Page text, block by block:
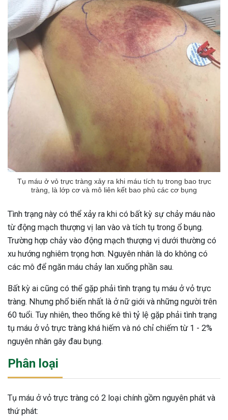
Sau Sinh Có Tự Khỏi
Tụ máu ở vỏ trực tràng xảy ra khi máu tích tụ trong bao trực
tràng, là lớp cơ và mô liên kết bao phủ các cơ bụng
Tình trạng này có thể xảy ra khi có bất kỳ sự chảy máu nào
từ động mạch thượng vị lan vào và tích tụ trong ổ bụng.
Trường hợp chảy vào động mạch thượng vị dưới thường có
xu hướng nghiêm trọng hơn. Nguyên nhân là do không có
các mô để ngăn máu chảy lan xuống phần sau.
Bất kỳ ai cũng có thể gặp phải tình trạng tụ máu ở vỏ trực
tràng. Nhưng phổ biến nhất là ở nữ giới và những người trên
60 tuổi. Tuy nhiên, theo thống kê thì tỷ lệ gặp phải tình trạng
tụ máu ở vỏ trực tràng khá hiếm và nó chỉ chiếm từ 1 - 2%
nguyên nhân gây đau bụng.
Phân loại
Tụ máu ở vỏ trực tràng có 2 loại chính gồm nguyên phát và
thứ phát: